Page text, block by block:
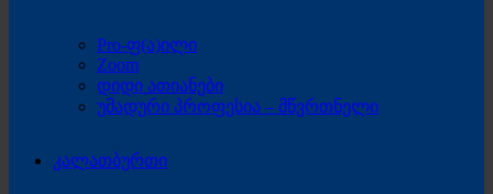
Pro-ფ(ა)ილი
Zoom
დიდი ათიანები
უმადური პროფესია – მწვრთნელი
კალათბურთი